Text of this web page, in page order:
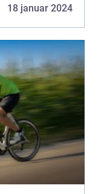
18 januar 2024